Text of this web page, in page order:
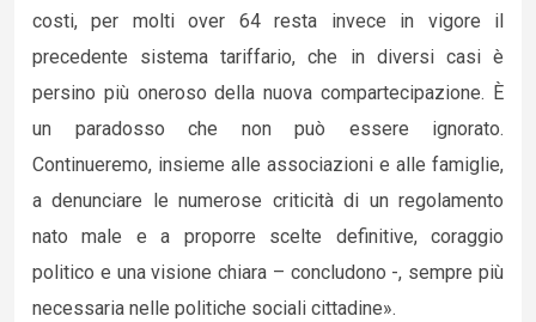
costi, per molti over 64 resta invece in vigore il
precedente sistema tariffario, che in diversi casi è
persino più oneroso della nuova compartecipazione. È
un paradosso che non può essere ignorato.
Continueremo, insieme alle associazioni e alle famiglie,
a denunciare le numerose criticità di un regolamento
nato male e a proporre scelte definitive, coraggio
politico e una visione chiara – concludono -, sempre più
necessaria nelle politiche sociali cittadine».